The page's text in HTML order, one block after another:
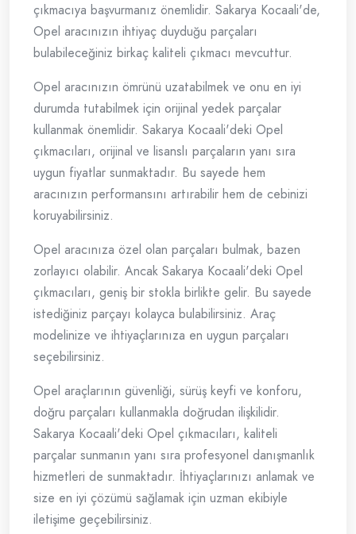
çıkmacıya başvurmanız önemlidir. Sakarya Kocaali'de,
Opel aracınızın ihtiyaç duyduğu parçaları
bulabileceğiniz birkaç kaliteli çıkmacı mevcuttur.
Opel aracınızın ömrünü uzatabilmek ve onu en iyi
durumda tutabilmek için orijinal yedek parçalar
kullanmak önemlidir. Sakarya Kocaali'deki Opel
çıkmacıları, orijinal ve lisanslı parçaların yanı sıra
uygun fiyatlar sunmaktadır. Bu sayede hem
aracınızın performansını artırabilir hem de cebinizi
koruyabilirsiniz.
Opel aracınıza özel olan parçaları bulmak, bazen
zorlayıcı olabilir. Ancak Sakarya Kocaali'deki Opel
çıkmacıları, geniş bir stokla birlikte gelir. Bu sayede
istediğiniz parçayı kolayca bulabilirsiniz. Araç
modelinize ve ihtiyaçlarınıza en uygun parçaları
seçebilirsiniz.
Opel araçlarının güvenliği, sürüş keyfi ve konforu,
doğru parçaları kullanmakla doğrudan ilişkilidir.
Sakarya Kocaali'deki Opel çıkmacıları, kaliteli
parçalar sunmanın yanı sıra profesyonel danışmanlık
hizmetleri de sunmaktadır. İhtiyaçlarınızı anlamak ve
size en iyi çözümü sağlamak için uzman ekibiyle
iletişime geçebilirsiniz.